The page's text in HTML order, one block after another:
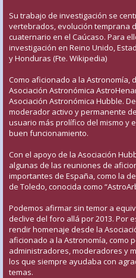
Su trabajo de investigación se
vertebrados, evolución temprana
cuaternario en el Caúcaso. Para
investigación en Reino Unido,
y Honduras (Fte. Wikipedia)
Como aficionado a la Astronomía,
Asociación Astronómica
Asociación Astronómica Hubble.
moderador activo y permanente
usuario más prolífico del mismo y
buen funcionamiento.
Con el apoyo de la Asociación
algunas de las reuniones de
importantes de España, como la
de Toledo, conocida como
Podemos afirmar sin temor a
declive del foro allá por 2013. Por
rendir homenaje desde la
aficionado a la Astronomía, como
administradores, moderadores y
los que siempre ayudaba con
temas.